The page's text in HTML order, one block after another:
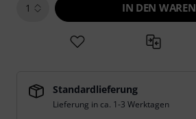
1 IN DEN
Standardlieferung
Lieferung in ca. 1-3 Werktagen